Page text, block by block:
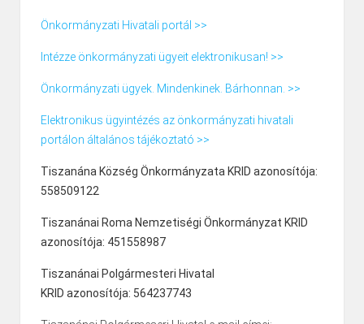
Önkormányzati Hivatali portál >>
Intézze önkormányzati ügyeit elektronikusan! >>
Önkormányzati ügyek. Mindenkinek. Bárhonnan. >>
Elektronikus ügyintézés az önkormányzati hivatali
portálon általános tájékoztató >>
Tiszanána Község Önkormányzata KRID azonosítója:
558509122
Tiszanánai Roma Nemzetiségi Önkormányzat KRID
azonosítója: 451558987
Tiszanánai Polgármesteri Hivatal
KRID azonosítója: 564237743